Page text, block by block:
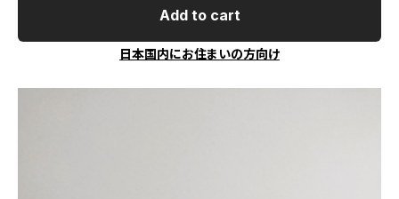
Add to cart
日本国内にお住まいの方向け